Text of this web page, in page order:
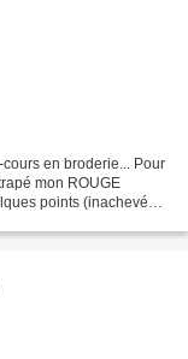
en broderie... Pour
mon ROUGE
points (inachevés)